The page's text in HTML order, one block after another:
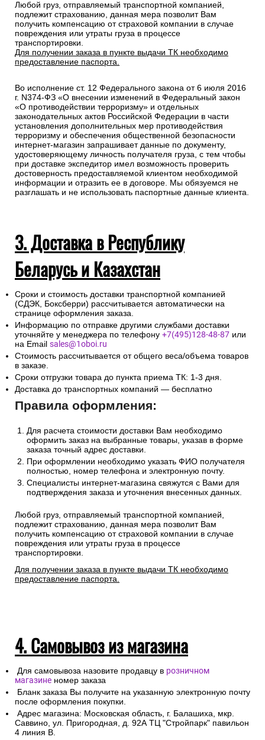
Любой груз, отправляемый транспортной компанией,
подлежит страхованию, данная мера позволит Вам
получить компенсацию от страховой компании в случае
повреждения или утраты груза в процессе
транспортировки.
Для получении заказа в пункте выдачи ТК необходимо
предоставление паспорта.
Во исполнение ст. 12 Федерального закона от 6 июля 2016
г. N374-ФЗ «О внесении изменений в Федеральный закон
«О противодействии терроризму» и отдельных
законодательных актов Российской Федерации в части
установления дополнительных мер противодействия
терроризму и обеспечения общественной безопасности
интернет-магазин запрашивает данные по документу,
удостоверяющему личность получателя груза, с тем чтобы
при доставке экспедитор имел возможность проверить
достоверность предоставляемой клиентом необходимой
информации и отразить ее в договоре. Мы обязуемся не
разглашать и не использовать паспортные данные клиента.
3. Доставка в Республику
Беларусь и Казахстан
Сроки и стоимость доставки транспортной компанией
(СДЭК, Боксберри) рассчитывается автоматически на
странице оформления заказа.
Информацию по отправке другими службами доставки
уточняйте у менеджера по телефону +7(495)128-48-87 или
на Email sales@1oboi.ru
Стоимость рассчитывается от общего веса/объема товаров
в заказе.
Сроки отгрузки товара до пункта приема ТК: 1-3 дня.
Доставка до транспортных компаний — бесплатно
Правила оформления:
Для расчета стоимости доставки Вам необходимо
оформить заказ на выбранные товары, указав в форме
заказа точный адрес доставки.
При оформлении необходимо указать ФИО получателя
полностью, номер телефона и электронную почту.
Специалисты интернет-магазина свяжутся с Вами для
подтверждения заказа и уточнения внесенных данных.
Любой груз, отправляемый транспортной компанией,
подлежит страхованию, данная мера позволит Вам
получить компенсацию от страховой компании в случае
повреждения или утраты груза в процессе
транспортировки.
Для получении заказа в пункте выдачи ТК необходимо
предоставление паспорта.
4. Самовывоз из магазина
Для самовывоза назовите продавцу в розничном
магазине номер заказа
Бланк заказа Вы получите на указанную электронную почту
после оформления покупки.
Адрес магазина: Московская область, г. Балашиха, мкр.
Саввино, ул. Пригородная, д. 92А ТЦ "Стройпарк" павильон
4 линия В.